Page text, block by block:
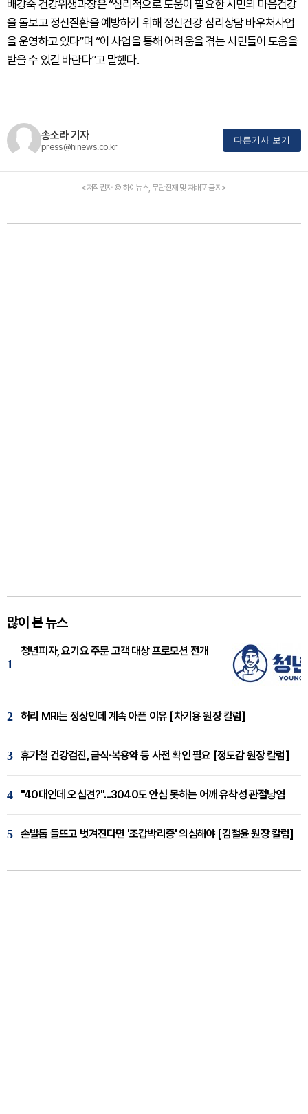
배강숙 건강위생과장은 “심리적으로 도움이 필요한 시민의 마음건강
을 돌보고 정신질환을 예방하기 위해 정신건강 심리상담 바우처사업
을 운영하고 있다”며 “이 사업을 통해 어려움을 겪는 시민들이 도움을
받을 수 있길 바란다”고 말했다.
송소라 기자
press@hinews.co.kr
다른기사 보기
<저작권자 © 하이뉴스, 무단전재 및 재배포 금지>
많이 본 뉴스
1
청년피자, 요기요 주문 고객 대상 프로모션 전개
2 허리 MRI는 정상인데 계속 아픈 이유 [차기용 원장 칼럼]
3 휴가철 건강검진, 금식·복용약 등 사전 확인 필요 [정도감 원장 칼럼]
4 "40대인데 오십견?"...3040도 안심 못하는 어깨 유착성 관절낭염
5 손발톱 들뜨고 벗겨진다면 '조갑박리증' 의심해야 [김철윤 원장 칼럼]